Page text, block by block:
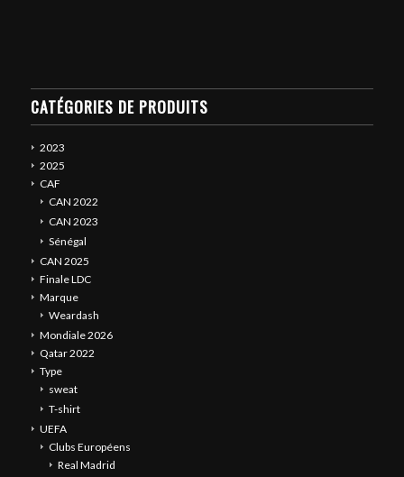
CATÉGORIES DE PRODUITS
2023
2025
CAF
CAN 2022
CAN 2023
Sénégal
CAN 2025
Finale LDC
Marque
Weardash
Mondiale 2026
Qatar 2022
Type
sweat
T-shirt
UEFA
Clubs Européens
Real Madrid